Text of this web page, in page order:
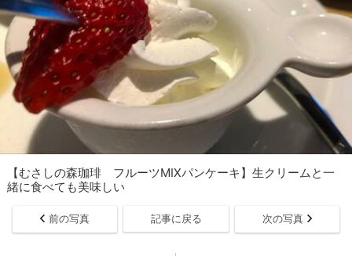
【むさしの森珈琲 フルーツMIXパンケーキ】生クリームと一
緒に食べても美味しい
前の写真 記事に戻る 次の写真